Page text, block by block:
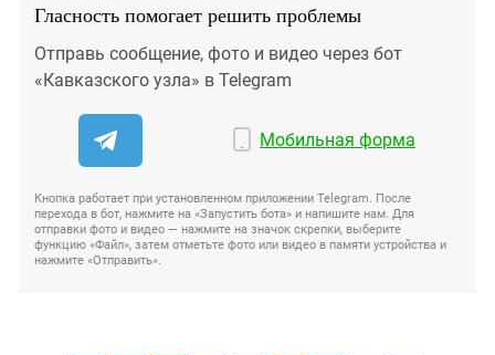
Гласность помогает решить проблемы
Отправь сообщение, фото и видео через бот
«Кавказского узла» в Telegram
Мобильная форма
Кнопка работает при установленном приложении Telegram. После
перехода в бот, нажмите на «Запустить бота» и напишите нам. Для
отправки фото и видео — нажмите на значок скрепки, выберите
функцию «Файл», затем отметьте фото или видео в памяти устройства и
нажмите «Отправить».